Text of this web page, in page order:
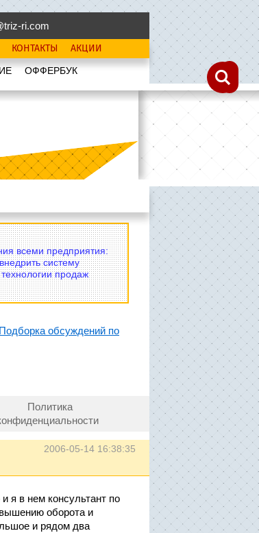
ri.com
КОНТАКТЫ АКЦИИ
OФФЕРБУК
всеми предприятия:
систему
продаж
Подборка обсуждений по
Политика
2006-05-14 16:38:35
я в нем консультант по
оборота и
и рядом два